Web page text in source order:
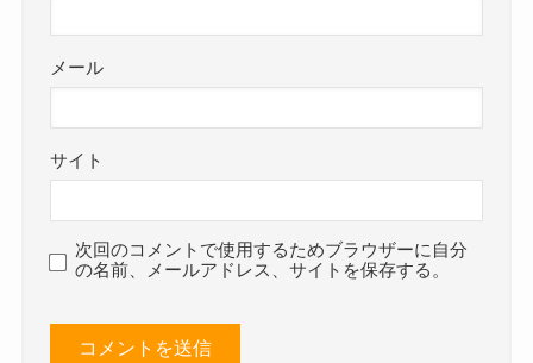
メール
サイト
次回のコメントで使用するためブラウザーに自分
の名前、メールアドレス、サイトを保存する。